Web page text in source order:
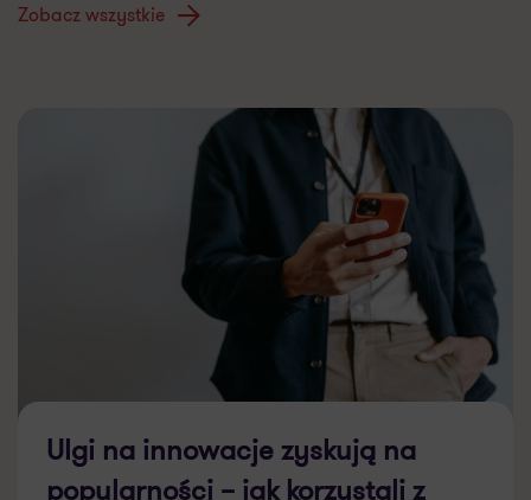
Zobacz wszystkie
Ulgi na innowacje zyskują na
popularności – jak korzystali z